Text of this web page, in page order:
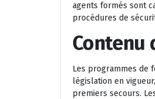
agents formés sont
procédures de
Contenu
Les programmes de
législation en
premiers secours.